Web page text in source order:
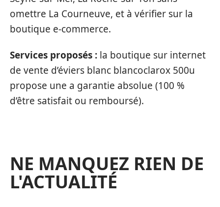
omettre La Courneuve, et à vérifier sur la
boutique e-commerce.
Services proposés : la boutique sur internet
de vente d’éviers blanc blancoclarox 500u
propose une a garantie absolue (100 %
d’être satisfait ou remboursé).
NE MANQUEZ RIEN DE
L'ACTUALITÉ